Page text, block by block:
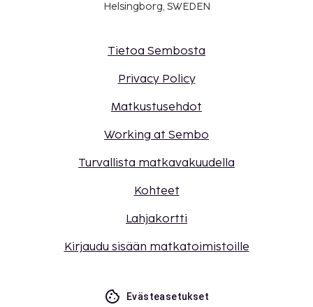
Helsingborg, SWEDEN
Tietoa Sembosta
Privacy Policy
Matkustusehdot
Working at Sembo
Turvallista matkavakuudella
Kohteet
Lahjakortti
Kirjaudu sisään matkatoimistoille
Evästeasetukset